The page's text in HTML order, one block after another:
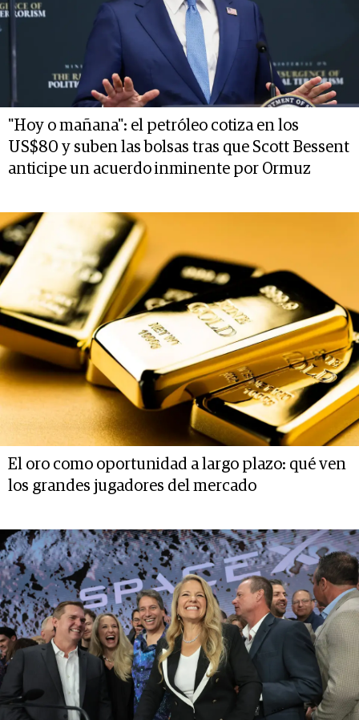
"Hoy o mañana": el petróleo cotiza en los
US$80 y suben las bolsas tras que Scott Bessent
anticipe un acuerdo inminente por Ormuz
El oro como oportunidad a largo plazo: qué ven
los grandes jugadores del mercado